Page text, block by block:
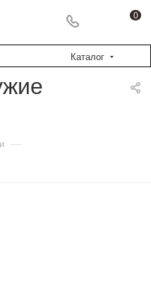
0
—
Каталог